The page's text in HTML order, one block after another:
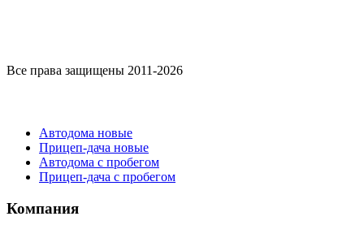
Все права защищены 2011-2026
Автодома новые
Прицеп-дача новые
Автодома с пробегом
Прицеп-дача с пробегом
Компания